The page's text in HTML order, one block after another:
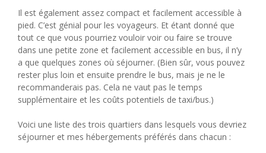
Il est également assez compact et facilement accessible à
pied. C’est génial pour les voyageurs. Et étant donné que
tout ce que vous pourriez vouloir voir ou faire se trouve
dans une petite zone et facilement accessible en bus, il n’y
a que quelques zones où séjourner. (Bien sûr, vous pouvez
rester plus loin et ensuite prendre le bus, mais je ne le
recommanderais pas. Cela ne vaut pas le temps
supplémentaire et les coûts potentiels de taxi/bus.)
Voici une liste des trois quartiers dans lesquels vous devriez
séjourner et mes hébergements préférés dans chacun :